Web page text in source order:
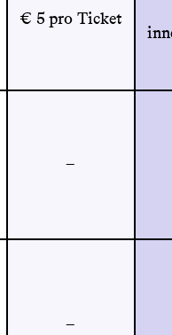
€ 5 pro Ticket
–
–